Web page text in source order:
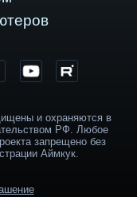
и охраняются в
РФ. Любое
запрещено без
Аймкук.